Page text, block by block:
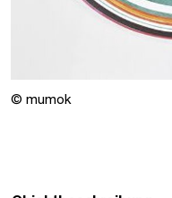
© mumok